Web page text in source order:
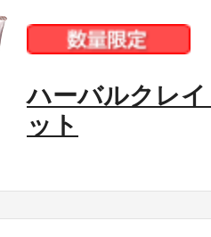
ハーバルクレ
ット